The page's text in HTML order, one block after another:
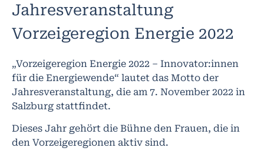
Jahresveranstaltung
Vorzeigeregion Energie 2022
„Vorzeigeregion Energie 2022 – Innovator:innen
für die Energiewende“ lautet das Motto der
Jahresveranstaltung, die am 7. November 2022 in
Salzburg stattfindet.
Dieses Jahr gehört die Bühne den Frauen, die in
den Vorzeigeregionen aktiv sind.